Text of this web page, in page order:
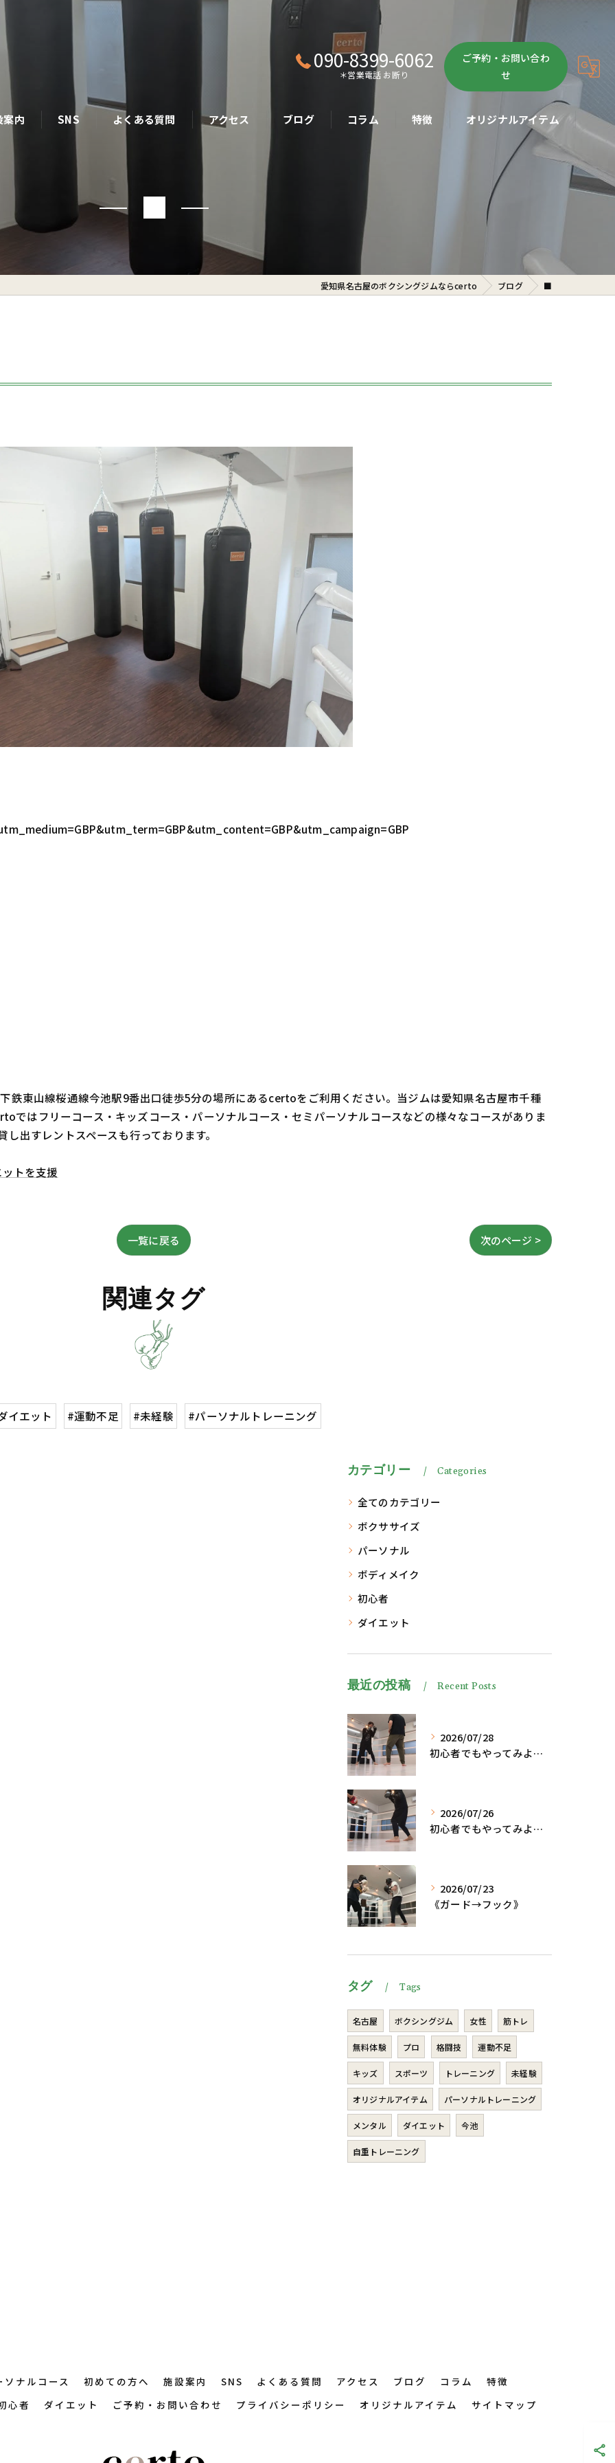
090-8399-6062
＊営業電話 お断り
ご予約・お問い合わ
せ
案内 SNS よくある質問 アクセス ブログ コラム 特徴
ダイエット
オリジナルアイテム
■
愛知県名古屋のボクシングジムならcerto ブログ ■
鉄東山線桜通線今池駅9番出口徒歩5分の場所にあるcertoをご利用ください。当ジムは愛知県名古屋市千種
ではフリーコース・キッズコース・パーソナルコース・セミパーソナルコースなどの様々なコースがありま
出すレントスペースも行っております。
トを支援
一覧に戻る 次のページ >
関連タグ
イエット #運動不足 #未経験 #パーソナルトレーニング
カテゴリー Categories
全てのカテゴリー
ボクササイズ
パーソナル
ボディメイク
初心者
ダイエット
最近の投稿 Recent Posts
2026/07/28
初心者でもやってみよう、格闘技でダイエット脂肪燃焼🔥
2026/07/26
初心者でもやってみよう、格闘技でダイエット、脂肪燃焼🔥
2026/07/23
《ガード→フック》
タグ Tags
名古屋 ボクシングジム 女性 筋トレ
無料体験 プロ 格闘技 運動不足
キッズ スポーツ トレーニング 未経験
オリジナルアイテム パーソナルトレーニング
メンタル ダイエット 今池
自重トレーニング
ソナルコース 初めての方へ 施設案内 SNS よくある質問 アクセス ブログ コラム
特徴
心者 ダイエット ご予約・お問い合わせ プライバシーポリシー オリジナルアイテム サイトマップ